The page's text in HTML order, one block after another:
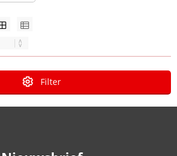
Filter